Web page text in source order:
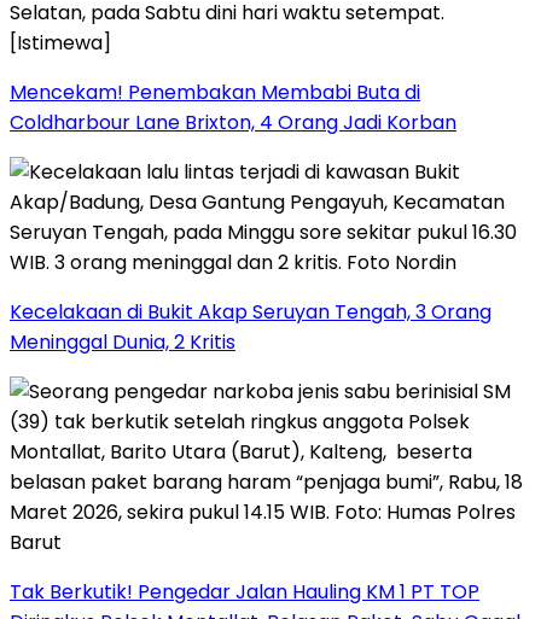
Mencekam! Penembakan Membabi Buta di
Coldharbour Lane Brixton, 4 Orang Jadi Korban
Kecelakaan di Bukit Akap Seruyan Tengah, 3 Orang
Meninggal Dunia, 2 Kritis
Tak Berkutik! Pengedar Jalan Hauling KM 1 PT TOP